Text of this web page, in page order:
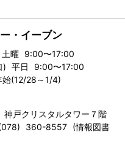
・イーブン
曜 9:00〜17:00
) 平日 9:00〜17:00
(12/28～1/4)
戸クリスタルタワー７階
360-8557 (情報図書